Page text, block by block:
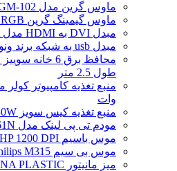
ماوس گرین مدل GM-102
ماوس گیمینگ گرین GM602 RGB
مبدل DVI به HDMI مدل P-net
مبدل usb به شبکه برند ونوس
طول 2.5 متر
وات
منبع تغذیه کیس سویز POWER SWIZZ 330W
مودم تی پی لینک مدل TD W8961N
موس باسیم DELL.SONY.HP 1200 DPI
موس بی سیم Philips M315
میز مانیتور SANA PLASTIC